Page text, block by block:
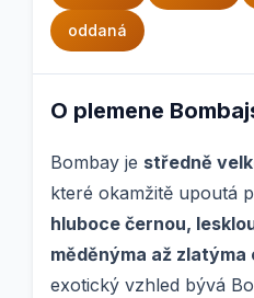
oddaná
O plemene
Bombay je středně
které okamžitě upoutá
hluboce černou,
měděnýma až zlatýma
exotický vzhled bývá